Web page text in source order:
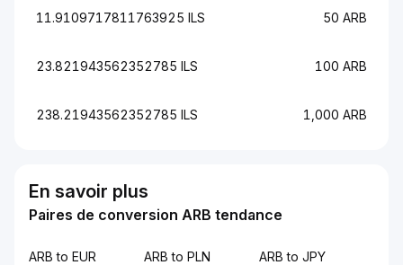
11.9109717811763925 ILS 50 ARB
23.821943562352785 ILS 100 ARB
238.21943562352785 ILS 1,000 ARB
En savoir plus
Paires de conversion ARB tendance
ARB to EUR ARB to PLN ARB to JPY